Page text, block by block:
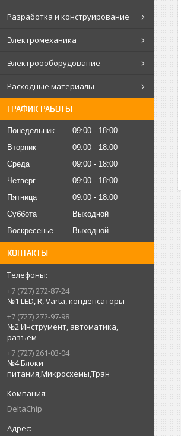
Разработка и конструирование
Электромеханика
Электроооборудование
Расходные материалы
ГРАФИК РАБОТЫ
Понедельник 09:00
18:00
Вторник
09:00
18:00
Среда
09:00
18:00
Четверг
09:00
18:00
Пятница
09:00
18:00
Суббота
Выходной
Воскресенье
Выходной
КОНТАКТЫ
+7 (727) 272-87-24
№1 LED, R, Varta, конденсаторы
+7 (727) 272-97-98
№2 Инструмент, автоматика,
разъем
+7 (727) 261-03-04
№4 Блоки
питания,Микросхемы,Тран
DeltaChip